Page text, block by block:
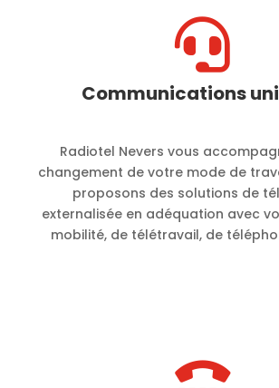

Communications
Radiotel Nevers vous
changement de votre mode de
proposons des solutions de
externalisée en adéquation avec
mobilité, de télétravail, de